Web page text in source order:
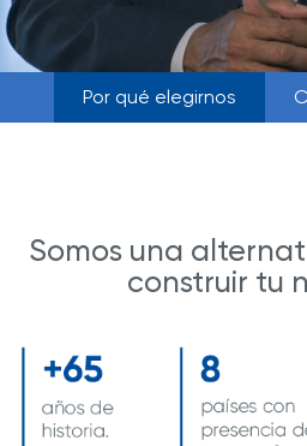
Por qué elegirnos
Somos una
construir tu